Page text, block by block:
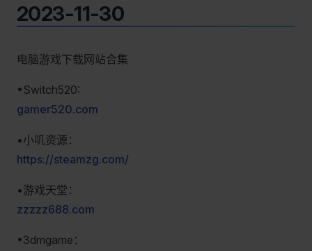
2023-11-30
电脑游戏下载网站合集
•Switch520:
gamer520.com
•小叽资源：
https://steamzg.com/
•游戏天堂：
zzzzz688.com
•3dmgame：